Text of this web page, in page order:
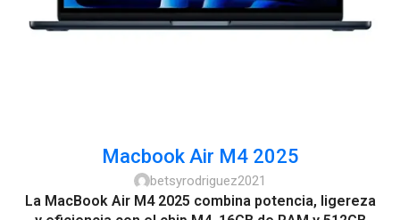
Macbook Air M4 2025
betsyrodriguez2021
La MacBook Air M4 2025 combina potencia, ligereza